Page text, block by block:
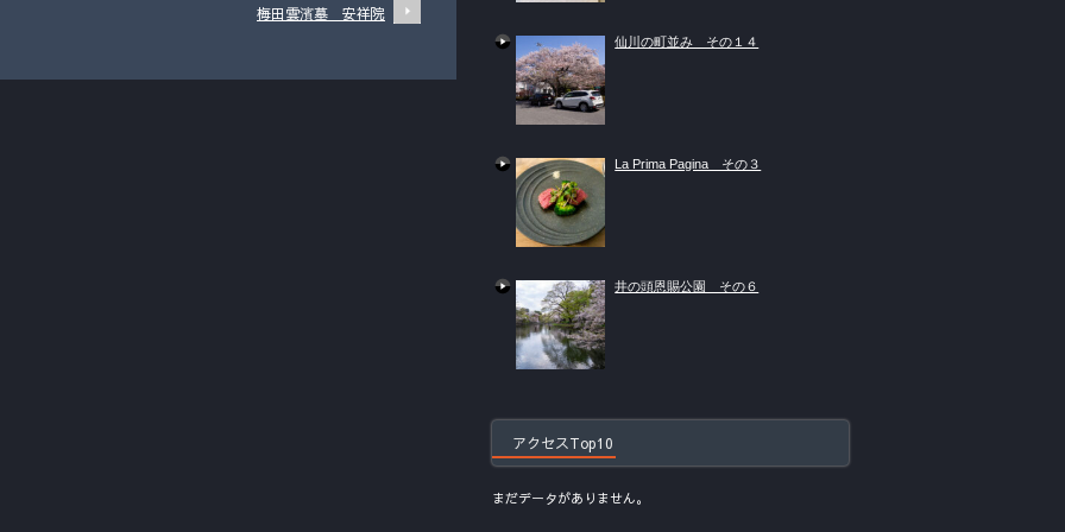
梅田雲濱墓 安祥院
仙川の町並み その１４
La Prima Pagina その３
井の頭恩賜公園 その６
アクセスTop10
まだデータがありません。